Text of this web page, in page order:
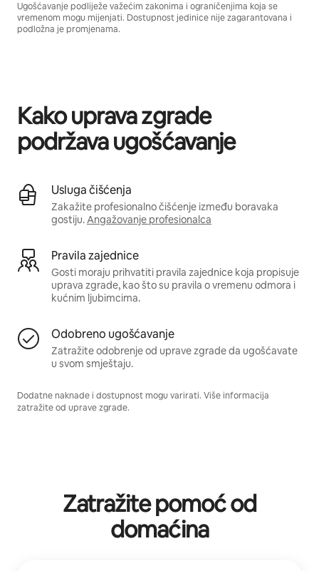
Ugošćavanje podliježe važećim zakonima i ograničenjima koja se
vremenom mogu mijenjati. Dostupnost jedinice nije zagarantovana i
podložna je promjenama.
Kako uprava zgrade
podržava ugošćavanje
Usluga čišćenja
Zakažite profesionalno čišćenje između boravaka
gostiju.Angažovanje profesionalca
Pravila zajednice
Gosti moraju prihvatiti pravila zajednice koja propisuje
uprava zgrade, kao što su pravila o vremenu odmora i
kućnim ljubimcima.
Odobreno ugošćavanje
Zatražite odobrenje od uprave zgrade da ugošćavate
u svom smještaju.
Dodatne naknade i dostupnost mogu varirati. Više informacija
zatražite od uprave zgrade.
Zatražite pomoć od
domaćina